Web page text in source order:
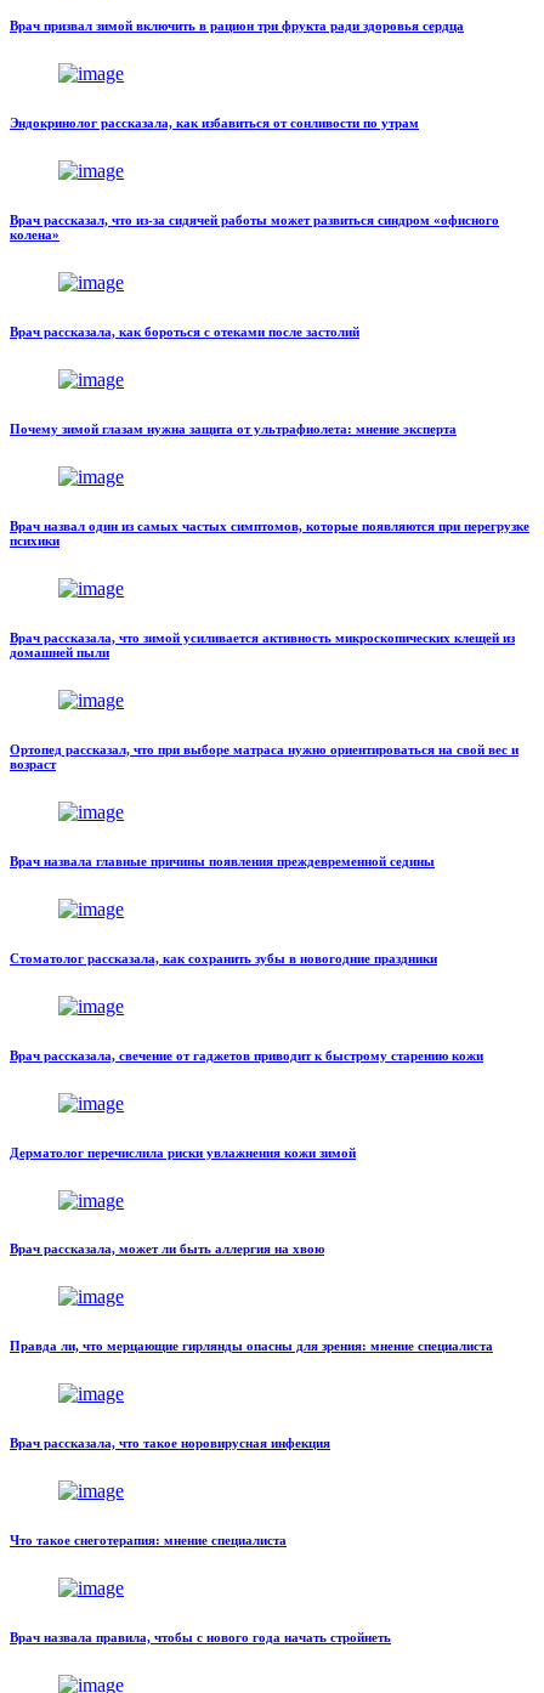
Врач призвал зимой включить в рацион три фрукта ради здоровья сердца
Эндокринолог рассказала, как избавиться от сонливости по утрам
Врач рассказал, что из-за сидячей работы может развиться синдром «офисного
колена»
Врач рассказала, как бороться с отеками после застолий
Почему зимой глазам нужна защита от ультрафиолета: мнение эксперта
Врач назвал один из самых частых симптомов, которые появляются при перегрузке
психики
Врач рассказала, что зимой усиливается активность микроскопических клещей из
домашней пыли
Ортопед рассказал, что при выборе матраса нужно ориентироваться на свой вес и
возраст
Врач назвала главные причины появления преждевременной седины
Стоматолог рассказала, как сохранить зубы в новогодние праздники
Врач рассказала, свечение от гаджетов приводит к быстрому старению кожи
Дерматолог перечислила риски увлажнения кожи зимой
Врач рассказала, может ли быть аллергия на хвою
Правда ли, что мерцающие гирлянды опасны для зрения: мнение специалиста
Врач рассказала, что такое норовирусная инфекция
Что такое снеготерапия: мнение специалиста
Врач назвала правила, чтобы с нового года начать стройнеть